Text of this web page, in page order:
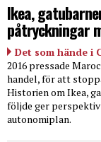
Ikea,
påtryckningar
Det som hände i
2016 pressade
handel, för att
Historien om Ikea,
följde ger
autonomiplan.